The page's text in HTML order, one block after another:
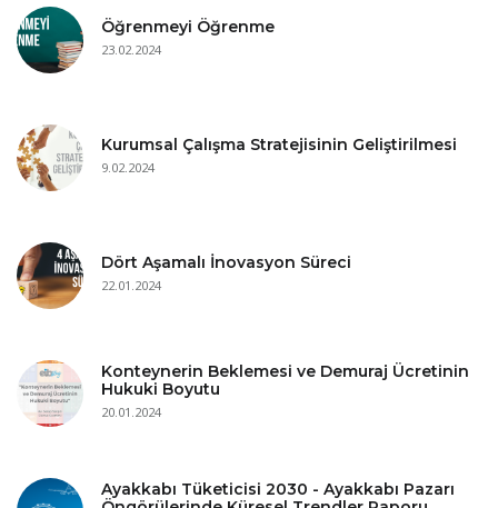
Öğrenmeyi Öğrenme
23.02.2024
Kurumsal Çalışma Stratejisinin Geliştirilmesi
9.02.2024
Dört Aşamalı İnovasyon Süreci
22.01.2024
Konteynerin Beklemesi ve Demuraj Ücretinin
Hukuki Boyutu
20.01.2024
Ayakkabı Tüketicisi 2030 - Ayakkabı Pazarı